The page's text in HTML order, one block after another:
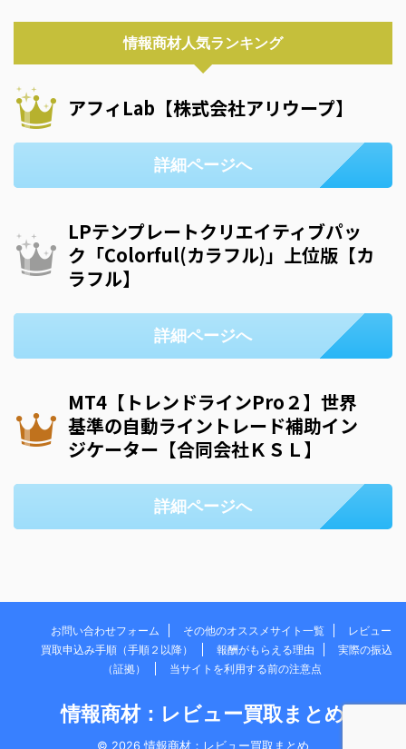
情報商材人気ランキング
アフィLab【株式会社アリウープ】
詳細ページへ
LPテンプレートクリエイティブパッ
ク「Colorful(カラフル)」上位版【カ
ラフル】
詳細ページへ
MT4【トレンドラインPro２】世界
基準の自動ライントレード補助イン
ジケーター【合同会社ＫＳＬ】
詳細ページへ
お問い合わせフォーム その他のオススメサイト一覧
レビュー
買取申込み手順（手順２以降）
報酬がもらえる理由
実際の振込
（証拠）
当サイトを利用する前の注意点
情報商材：レビュー買取まとめ
© 2026 情報商材：レビュー買取まとめ